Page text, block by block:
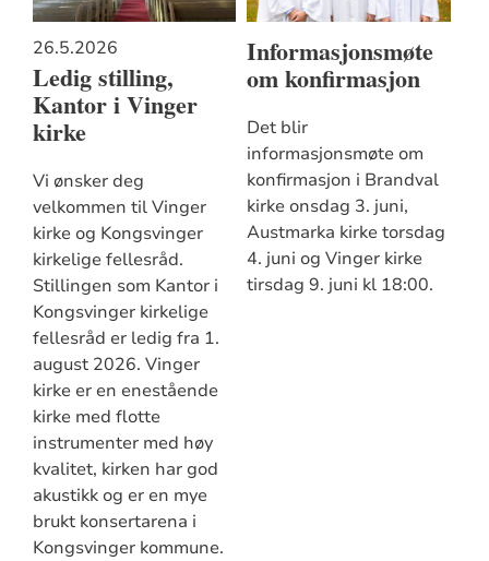
26.5.2026
Ledig stilling,
Kantor i Vinger
kirke
Vi ønsker deg
velkommen til Vinger
kirke og Kongsvinger
kirkelige fellesråd.
Stillingen som Kantor i
Kongsvinger kirkelige
fellesråd er ledig fra 1.
august 2026. Vinger
kirke er en enestående
kirke med flotte
instrumenter med høy
kvalitet, kirken har god
akustikk og er en mye
brukt konsertarena i
Kongsvinger kommune.
Informasjonsmøte
om konfirmasjon
Det blir
informasjonsmøte om
konfirmasjon i Brandval
kirke onsdag 3. juni,
Austmarka kirke torsdag
4. juni og Vinger kirke
tirsdag 9. juni kl 18:00.